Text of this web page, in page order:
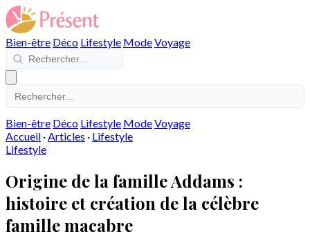
Bien-être Déco Lifestyle ModeVoyage
Bien-être Déco Lifestyle ModeVoyage
Accueil ·Articles · Lifestyle
Lifestyle
Origine de la famille Addams :
histoire et création de la célèbre
famille macabre